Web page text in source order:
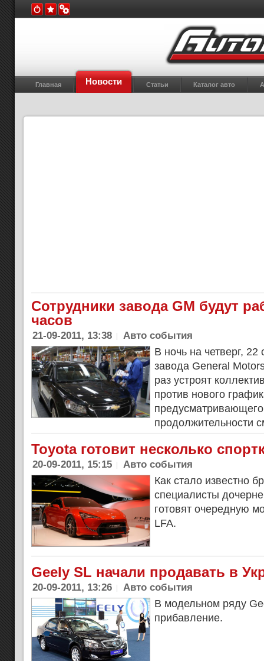
Главная Новости Статьи Каталог авто
Сотрудники завода GM будут
часов
21-09-2011, 13:38 Авто события
В ночь на четверг, 22
завода General
раз устроят
против нового
продолжительности
Toyota готовит несколько
20-09-2011, 15:15 Авто события
Как стало известно
специалисты
готовят очередную
LFA.
Geely SL начали продавать в
20-09-2011, 13:26 Авто события
В модельном ряду
прибавление.